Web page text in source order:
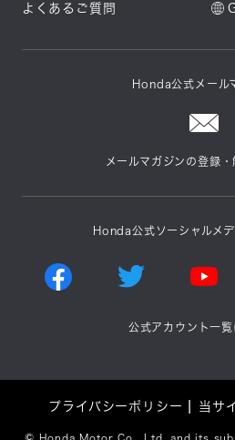
よくあるご質問
Honda公式メール
メールマガジンの登録
Honda公式ソーシャルメ
公式アカウント一覧
プライバシーポリシー 当サ
Honda Motor Co., Ltd. and its